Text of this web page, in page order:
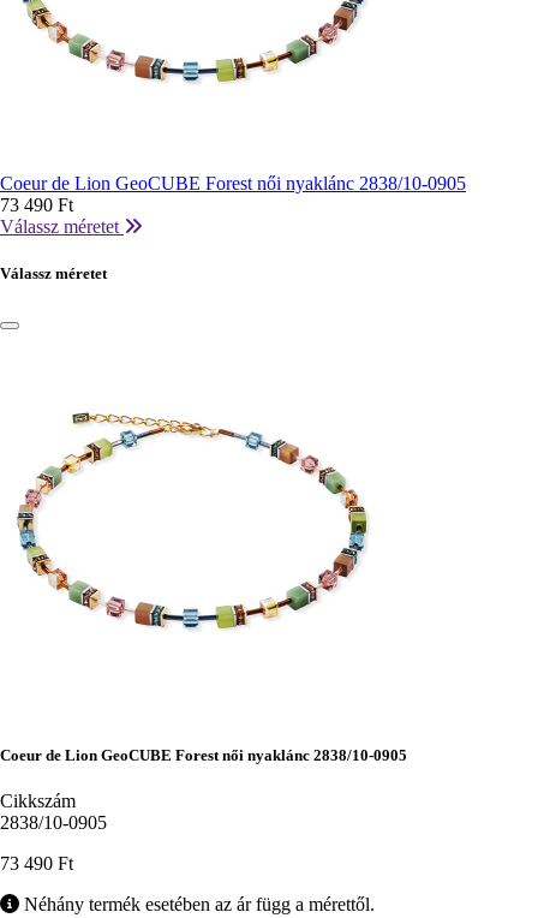
Coeur de Lion GeoCUBE Forest női nyaklánc 2838/10-0905
73 490 Ft
Válassz méretet
Válassz méretet
Coeur de Lion GeoCUBE Forest női nyaklánc 2838/10-0905
Cikkszám
2838/10-0905
73 490 Ft
Néhány termék esetében az ár függ a mérettől.